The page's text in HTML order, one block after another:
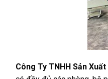
Công Ty TNHH Sản